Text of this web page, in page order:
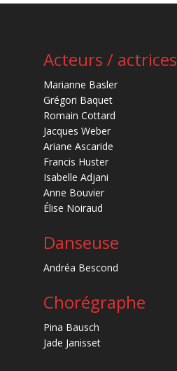
Acteurs / actrices
Marianne Basler
Grégori Baquet
Romain Cottard
Jacques Weber
Ariane Ascaride
Francis Huster
Isabelle Adjani
Anne Bouvier
Élise Noiraud
Danseuse
Andréa Bescond
Chorégraphe
Pina Bausch
Jade Janisset